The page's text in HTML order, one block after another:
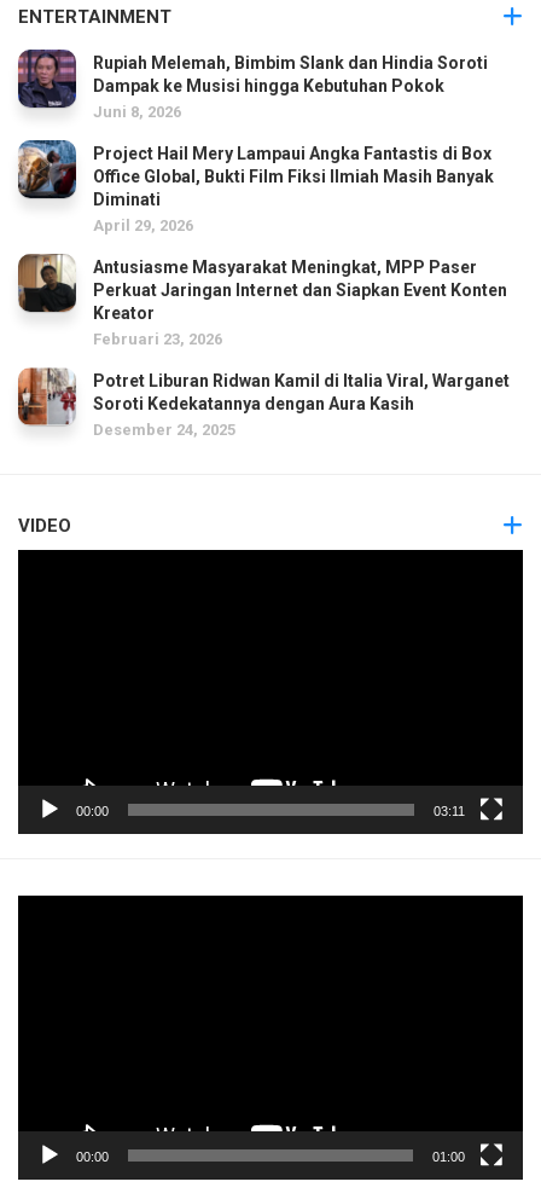
ENTERTAINMENT
Rupiah Melemah, Bimbim Slank dan Hindia Soroti
Dampak ke Musisi hingga Kebutuhan Pokok
Juni 8, 2026
Project Hail Mery Lampaui Angka Fantastis di Box
Office Global, Bukti Film Fiksi Ilmiah Masih Banyak
Diminati
April 29, 2026
Antusiasme Masyarakat Meningkat, MPP Paser
Perkuat Jaringan Internet dan Siapkan Event Konten
Kreator
Februari 23, 2026
Potret Liburan Ridwan Kamil di Italia Viral, Warganet
Soroti Kedekatannya dengan Aura Kasih
Desember 24, 2025
VIDEO
00:00 03:11
00:00 01:00